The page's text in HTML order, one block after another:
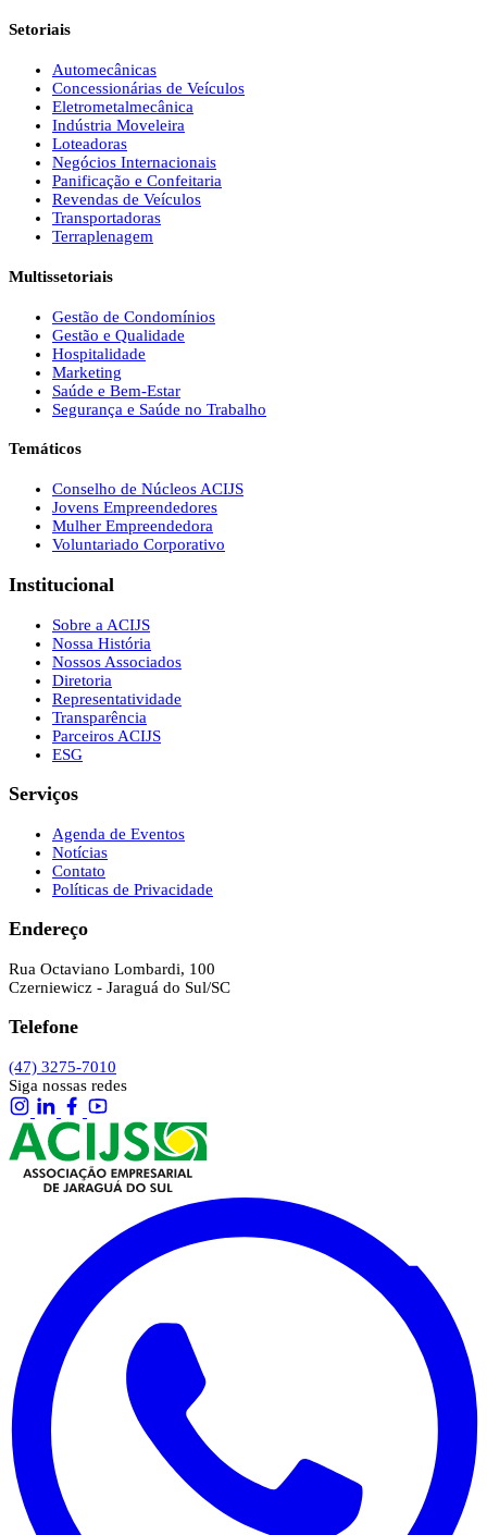
Setoriais
Automecânicas
Concessionárias de Veículos
Eletrometalmecânica
Indústria Moveleira
Loteadoras
Negócios Internacionais
Panificação e Confeitaria
Revendas de Veículos
Transportadoras
Terraplenagem
Multissetoriais
Gestão de Condomínios
Gestão e Qualidade
Hospitalidade
Marketing
Saúde e Bem-Estar
Segurança e Saúde no Trabalho
Temáticos
Conselho de Núcleos ACIJS
Jovens Empreendedores
Mulher Empreendedora
Voluntariado Corporativo
Institucional
Sobre a ACIJS
Nossa História
Nossos Associados
Diretoria
Representatividade
Transparência
Parceiros ACIJS
ESG
Serviços
Agenda de Eventos
Notícias
Contato
Políticas de Privacidade
Endereço
Rua Octaviano Lombardi, 100
Czerniewicz - Jaraguá do Sul/SC
Telefone
(47) 3275-7010
Siga nossas redes